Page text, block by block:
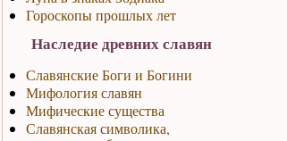
Гороскопы прошлых лет
Наследие древних славян
Славянские Боги и Богини
Мифология славян
Мифические существа
Славянская символика,